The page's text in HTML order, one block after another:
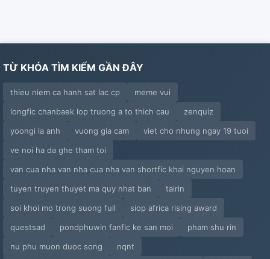
TỪ KHÓA TÌM KIẾM GẦN ĐÂY
thieu niem ca hanh sat lac cp
meme vui
longfic chanbaek lop truong a to thich cau
zenquiz
yoongi la anh
vuong gia cam
viet cho nhung ngay 19 tuoi
ve noi ha da ghe tham toi
van cua nha van nha cua nha van shortfic khai nguyen hoan
tuyen truyen thuyet ma quy nhat ban
tairin
soi khoi mo trong suong full
siop africa rising award
questsad
pondphuwin fanfic ke san moi
pham shu rin
nu phu muon duoc song
nqnt